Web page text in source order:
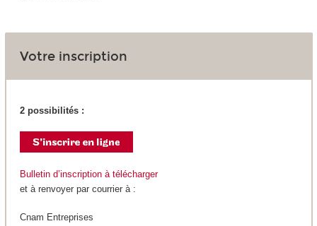
Votre inscription
2 possibilités :
Bulletin d’inscription à télécharger
et à renvoyer par courrier à :
Cnam Entreprises